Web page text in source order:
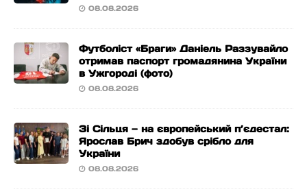
08.08.2026
Футболіст «Браги» Даніель Раззувайло
отримав паспорт громадянина України
в Ужгороді (фото)
08.08.2026
Зі Сільця — на європейський п’єдестал:
Ярослав Брич здобув срібло для
України
08.08.2026